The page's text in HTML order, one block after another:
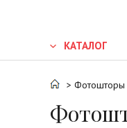
КАТАЛОГ
> Фотошторы